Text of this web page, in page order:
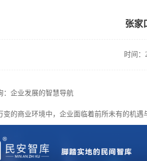
张家
时间：
：企业发展的智慧导航
变的商业环境中，企业面临着前所未有的机遇